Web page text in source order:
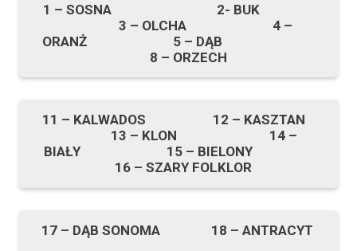
1 – SOSNA 2- BUK
3 – OLCHA 4 –
ORANŻ 5 – DĄB
8 – ORZECH
11 – KALWADOS 12 – KASZTAN
13 – KLON 14 –
BIAŁY 15 – BIELONY
16 – SZARY FOLKLOR
17 – DĄB SONOMA 18 – ANTRACYT